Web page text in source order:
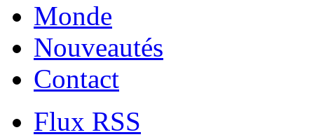
Monde
Nouveautés
Contact
Flux RSS